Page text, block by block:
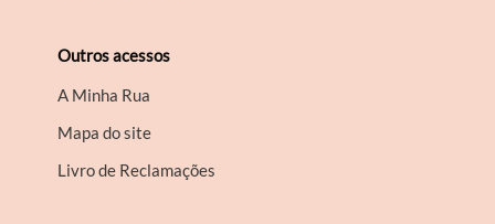
Outros acessos
A Minha Rua
Mapa do site
Livro de Reclamações